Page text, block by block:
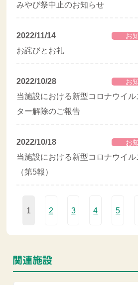
みやび祭中止のお知らせ
2022/11/14 お
お詫びとお礼
2022/10/28 お
当施設における新型コロナウイル
ター解除のご報告
2022/10/18 お
当施設における新型コロナウイ
（第5報）
1 2 3 4 5